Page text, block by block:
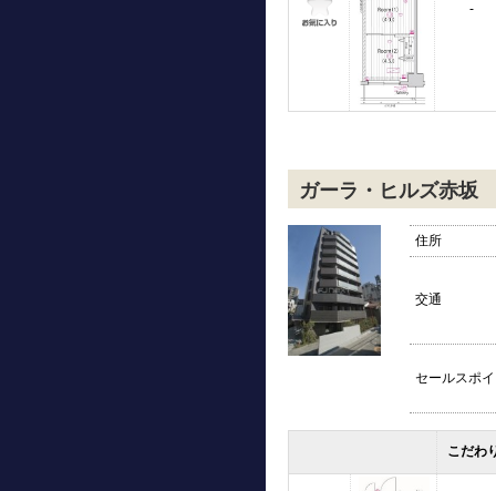
-
ガーラ・ヒルズ赤坂
住所
交通
セールスポ
こだわ